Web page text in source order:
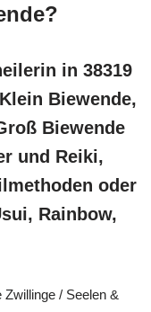
in 38319
Biewende,
Biewende
und Reiki,
oder
Rainbow,
/ Seelen &